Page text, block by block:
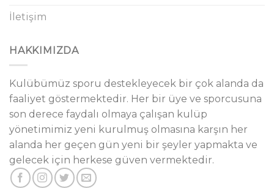
İletişim
HAKKIMIZDA
Kulübümüz sporu destekleyecek bir çok alanda da
faaliyet göstermektedir. Her bir üye ve sporcusuna
son derece faydalı olmaya çalışan kulüp
yönetimimiz yeni kurulmuş olmasına karşın her
alanda her geçen gün yeni bir şeyler yapmakta ve
gelecek için herkese güven vermektedir.